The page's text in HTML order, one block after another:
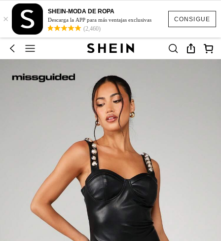
CONSIGUE
×
SHEIN-MODA DE ROPA
Descarga la APP para más ventajas exclusivas
(2,460)